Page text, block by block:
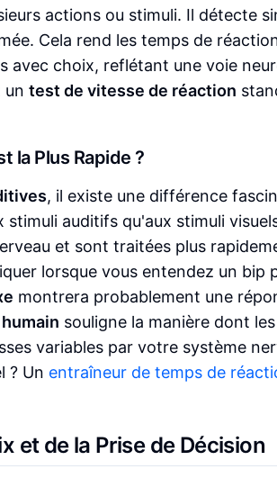
actions ou stimuli. Il détecte
Cela rend les temps de
avec choix, reflétant une voie
un test de vitesse de réaction
la Plus Rapide ?
, il existe une différence
auditifs qu'aux stimuli
et sont traitées plus
lorsque vous entendez un bip
montrera probablement une
souligne la manière dont les
variables par votre système
? Un entraîneur de temps de
et de la Prise de Décision